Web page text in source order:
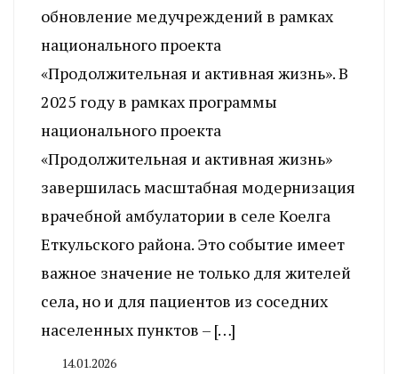
обновление медучреждений в рамках
национального проекта
«Продолжительная и активная жизнь». В
2025 году в рамках программы
национального проекта
«Продолжительная и активная жизнь»
завершилась масштабная модернизация
врачебной амбулатории в селе Коелга
Еткульского района. Это событие имеет
важное значение не только для жителей
села, но и для пациентов из соседних
населенных пунктов – […]
14.01.2026